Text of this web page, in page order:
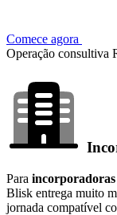
Comece agora
Operação consultiva
Para incorporadoras
Blisk entrega muito
jornada compatível